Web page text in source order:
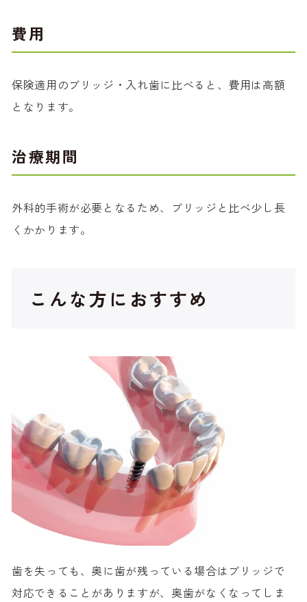
費用
保険適用のブリッジ・入れ歯に比べると、費用は高額
となります。
治療期間
外科的手術が必要となるため、ブリッジと比べ少し長
くかかります。
こんな方におすすめ
歯を失っても、奥に歯が残っている場合はブリッジで
対応できることがありますが、奥歯がなくなってしま